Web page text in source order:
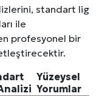
standart lig
ile
profesyonel bir
Yüzeysel
Yorumlar